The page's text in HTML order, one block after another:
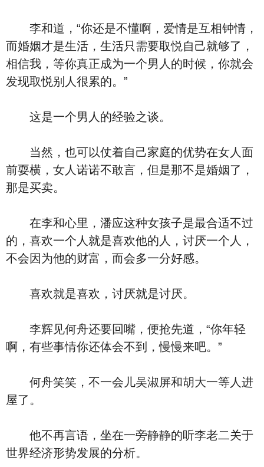
李和道，“你还是不懂啊，爱情是互相钟情，
而婚姻才是生活，生活只需要取悦自己就够了，
相信我，等你真正成为一个男人的时候，你就会
发现取悦别人很累的。”
这是一个男人的经验之谈。
当然，也可以仗着自己家庭的优势在女人面
前耍横，女人诺诺不敢言，但是那不是婚姻了，
那是买卖。
在李和心里，潘应这种女孩子是最合适不过
的，喜欢一个人就是喜欢他的人，讨厌一个人，
不会因为他的财富，而会多一分好感。
喜欢就是喜欢，讨厌就是讨厌。
李辉见何舟还要回嘴，便抢先道，“你年轻
啊，有些事情你还体会不到，慢慢来吧。”
何舟笑笑，不一会儿吴淑屏和胡大一等人进
屋了。
他不再言语，坐在一旁静静的听李老二关于
世界经济形势发展的分析。